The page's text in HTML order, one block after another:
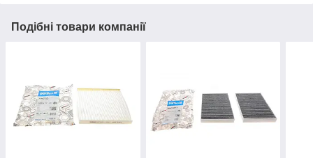
Подібні товари компанії